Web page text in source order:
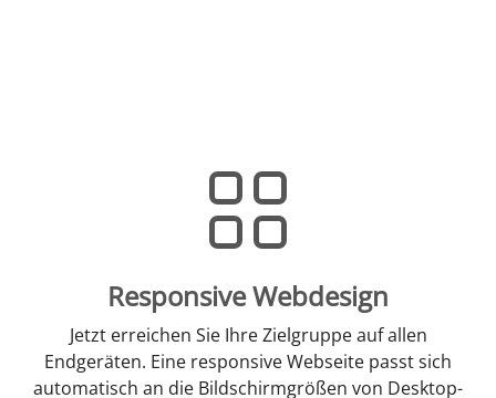
Responsive Webdesign
Jetzt erreichen Sie Ihre Zielgruppe auf allen
Endgeräten. Eine responsive Webseite passt sich
automatisch an die Bildschirmgrößen von Desktop-